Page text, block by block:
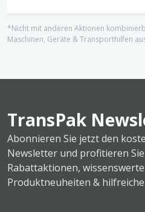
*Nicht mit anderen Aktionen
Maschinen, Geräte & Transporthilfen
TransPak
Abonnieren Sie jetzt den
Newsletter und profitieren
Rabattaktionen,
Produktneuheiten &